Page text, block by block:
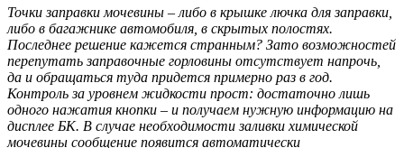
Точки заправки мочевины – либо в крышке лючка для заправки,
либо в багажнике автомобиля, в скрытых полостях.
Последнее решение кажется странным? Зато возможностей
перепутать заправочные горловины отсутствует напрочь,
да и обращаться туда придется примерно раз в год.
Контроль за уровнем жидкости прост: достаточно лишь
одного нажатия кнопки – и получаем нужную информацию на
дисплее БК. В случае необходимости заливки химической
мочевины сообщение появится автоматически